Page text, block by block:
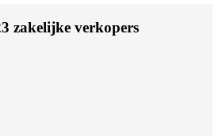
zakelijke verkopers